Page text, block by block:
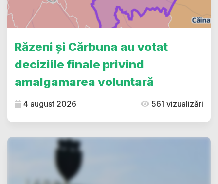
Răzeni și Cărbuna au votat
deciziile finale privind
amalgamarea voluntară
4 august 2026 561 vizualizări